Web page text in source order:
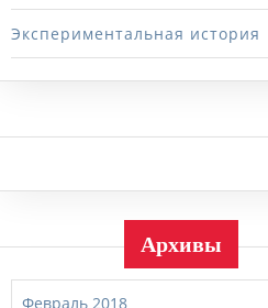
Экспериментальная история
Архивы